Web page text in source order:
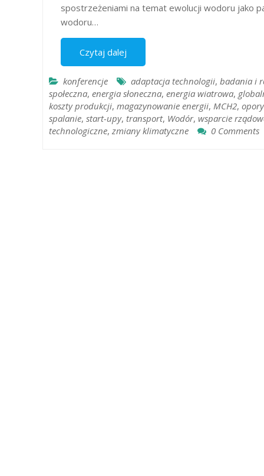
spostrzeżeniami na temat ewolucji wodoru jako
wodoru…
Czytaj dalej
konferencje adaptacja technologii, badania i
społeczna, energia słoneczna, energia wiatrowa,
koszty produkcji, magazynowanie energii, MCH2,
spalanie, start-upy, transport, Wodór, wsparcie
technologiczne, zmiany klimatyczne 0 Comments